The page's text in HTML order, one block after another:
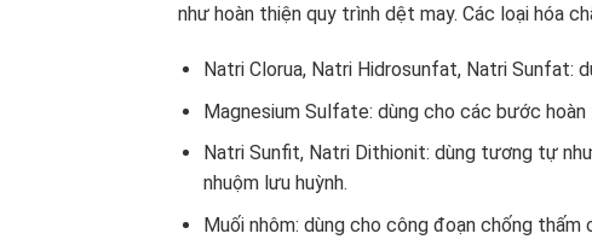
như hoàn thiện quy trình dệt may. Các loại hóa
Natri Clorua, Natri Hidrosunfat, Natri Sunfat:
Magnesium Sulfate: dùng cho các bước hoàn
Natri Sunfit, Natri Dithionit: dùng tương tự
nhuộm lưu huỳnh.
Muối nhôm: dùng cho công đoạn chống thấm